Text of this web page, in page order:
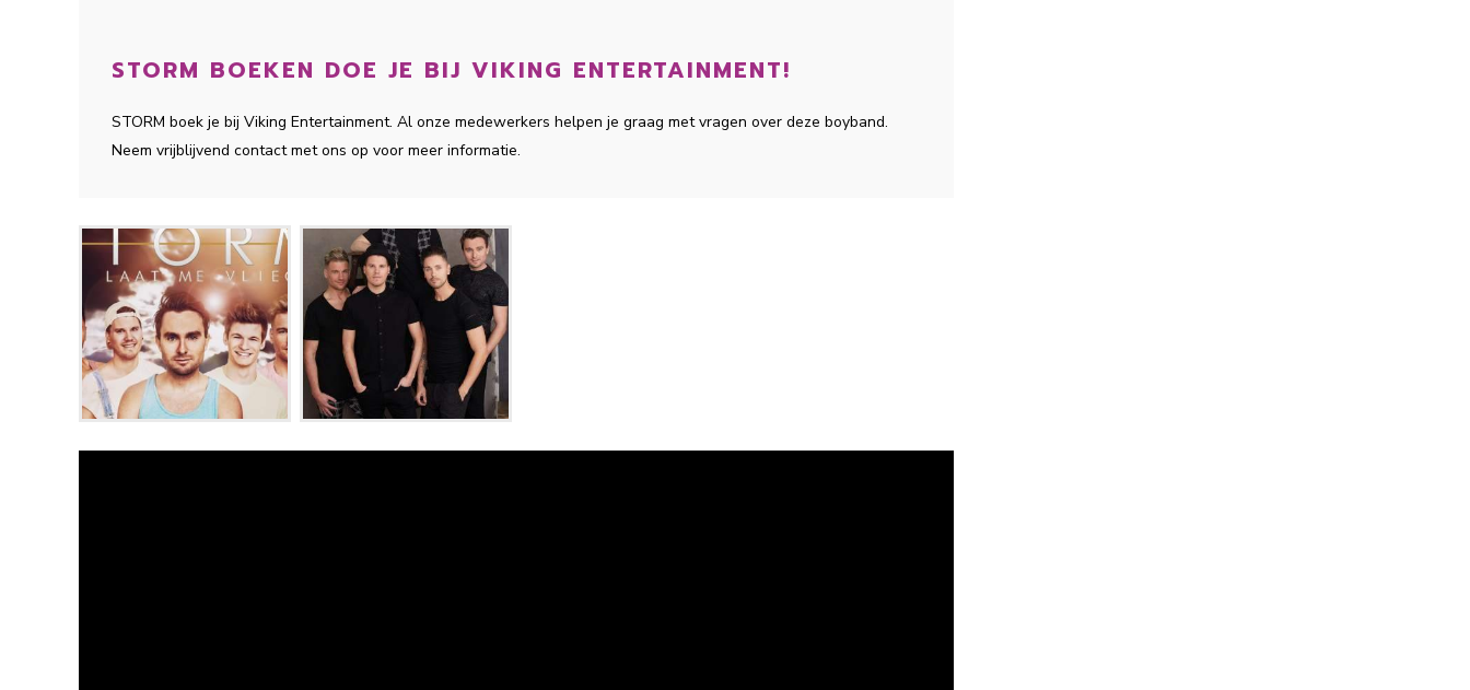
STORM BOEKEN DOE JE BIJ VIKING ENTERTAINMENT!
STORM boek je bij Viking Entertainment. Al onze medewerkers helpen je graag met vragen over deze boyband.
Neem vrijblijvend contact met ons op voor meer informatie.